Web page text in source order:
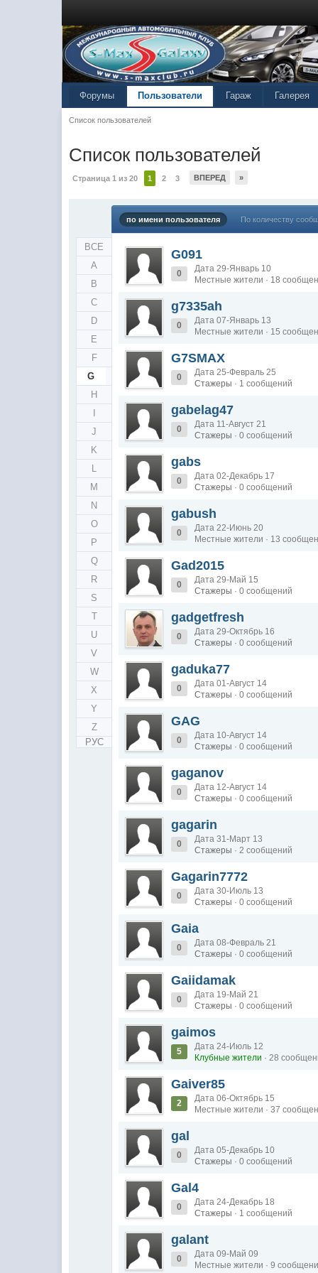
Форумы Пользователи Гараж Галерея
Список пользователей
Список пользователей
Страница 1 из 20 1 2 3 ВПЕРЕД »
ВСЕ
A
B
C
D
E
F
G
H
J
K
M
N
O
P
Q
R
S
T
U
V
W
X
Y
Z
РУС
по имени пользователя По количеству
G091
0
Дата 29-Январь 10
Местные жители · 18
g7335ah
0
Дата 07-Январь 13
Местные жители · 15
G7SMAX
0
Дата 25-Февраль 25
Стажеры · 1 сообщений
gabelag47
0
Дата 11-Август 21
Стажеры · 0 сообщений
gabs
0
Дата 02-Декабрь 17
Стажеры · 0 сообщений
gabush
0
Дата 22-Июнь 20
Местные жители · 13
Gad2015
0
Дата 29-Май 15
Стажеры · 0 сообщений
gadgetfresh
0
Дата 29-Октябрь 16
Стажеры · 0 сообщений
gaduka77
0
Дата 01-Август 14
Стажеры · 0 сообщений
GAG
0
Дата 10-Август 14
Стажеры · 0 сообщений
gaganov
0
Дата 12-Август 14
Стажеры · 0 сообщений
gagarin
0
Дата 31-Март 13
Стажеры · 2 сообщений
Gagarin7772
0
Дата 30-Июль 13
Стажеры · 0 сообщений
Gaia
0
Дата 08-Февраль 21
Стажеры · 0 сообщений
Gaiidamak
0
Дата 19-Май 21
Стажеры · 0 сообщений
gaimos
5
Дата 24-Июль 12
Клубные жители · 28
Gaiver85
2
Дата 06-Октябрь 15
Местные жители · 37
gal
0
Дата 05-Декабрь 10
Стажеры · 0 сообщений
Gal4
0
Дата 24-Декабрь 18
Стажеры · 1 сообщений
galant
0
Дата 09-Май 09
Местные жители · 9